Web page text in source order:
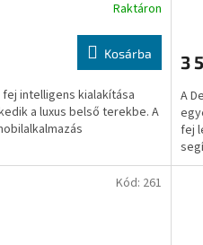
Raktáron
Kosárba
intelligens kialakítása
a luxus belső terekbe. A
3
A
fej
Kód: 261